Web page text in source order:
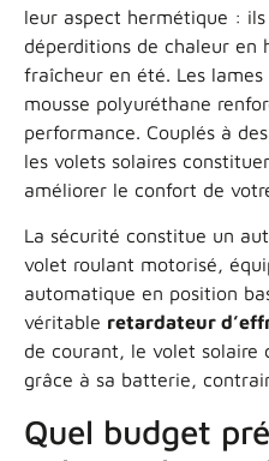
leur aspect hermétique :
déperditions de chaleur en
fraîcheur en été. Les
mousse polyuréthane
performance. Couplés à des
les volets solaires
améliorer le confort de
La sécurité constitue un
volet roulant motorisé,
automatique en position
véritable retardateur
de courant, le volet solaire
grâce à sa batterie,
Quel budget